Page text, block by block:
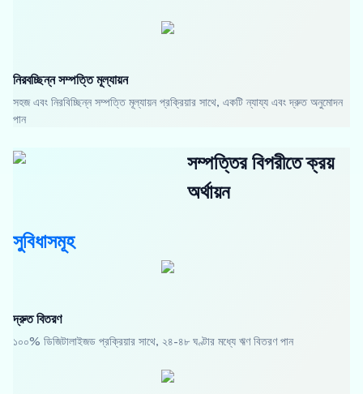
নিরবচ্ছিন্ন সম্পত্তি মূল্যায়ন
সহজ এবং নিরবিচ্ছিন্ন সম্পত্তি মূল্যায়ন প্রক্রিয়ার সাথে, একটি ন্যায্য এবং দ্রুত অনুমোদন
পান
সম্পত্তির বিপরীতে ক্রয়
অর্থায়ন
সুবিধাসমূহ
দ্রুত বিতরণ
১০০% ডিজিটালাইজড প্রক্রিয়ার সাথে, ২৪-৪৮ ঘণ্টার মধ্যে ঋণ বিতরণ পান